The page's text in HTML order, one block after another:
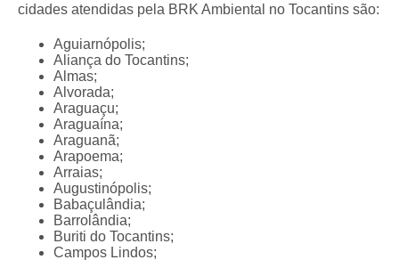
cidades atendidas pela BRK Ambiental no Tocantins são:
Aguiarnópolis;
Aliança do Tocantins;
Almas;
Alvorada;
Araguaçu;
Araguaína;
Araguanã;
Arapoema;
Arraias;
Augustinópolis;
Babaçulândia;
Barrolândia;
Buriti do Tocantins;
Campos Lindos;